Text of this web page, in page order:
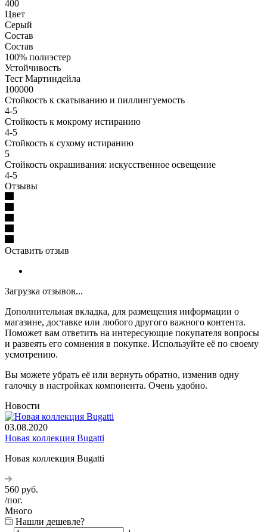
400
Цвет
Серый
Состав
Состав
100% полиэстер
Устойчивость
Тест Мартиндейла
100000
Стойкость к скатыванию и пиллингуемость
4-5
Стойкость к мокрому истиранию
4-5
Стойкость к сухому истиранию
5
Стойкость окрашивания: искусственное освещение
4-5
Отзывы
Оставить отзыв
Загрузка отзывов...
Дополнительная вкладка, для размещения информации о
магазине, доставке или любого другого важного контента.
Поможет вам ответить на интересующие покупателя вопросы
и развеять его сомнения в покупке. Используйте её по своему
усмотрению.
Вы можете убрать её или вернуть обратно, изменив одну
галочку в настройках компонента. Очень удобно.
Новости
03.08.2020
Новая коллекция Bugatti
Новая коллекция Bugatti
560 руб.
/пог.
Много
Нашли дешевле?